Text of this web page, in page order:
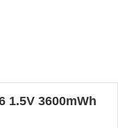
1.5V 3600mWh